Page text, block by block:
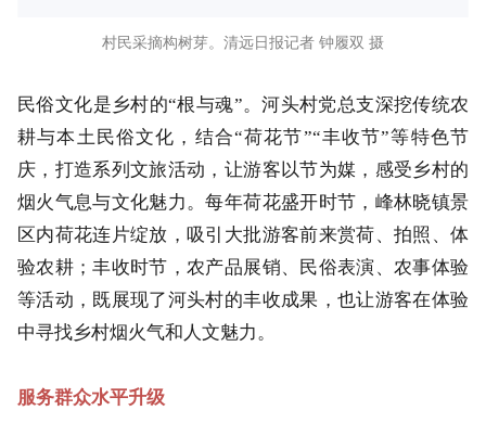
村民采摘构树芽。清远日报记者 钟履双 摄
民俗文化是乡村的“根与魂”。河头村党总支深挖传统农
耕与本土民俗文化，结合“荷花节”“丰收节”等特色节
庆，打造系列文旅活动，让游客以节为媒，感受乡村的
烟火气息与文化魅力。每年荷花盛开时节，峰林晓镇景
区内荷花连片绽放，吸引大批游客前来赏荷、拍照、体
验农耕；丰收时节，农产品展销、民俗表演、农事体验
等活动，既展现了河头村的丰收成果，也让游客在体验
中寻找乡村烟火气和人文魅力。
服务群众水平升级